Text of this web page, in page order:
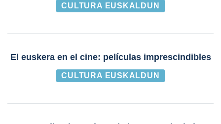
CULTURA EUSKALDUN
El euskera en el cine: películas imprescindibles
CULTURA EUSKALDUN